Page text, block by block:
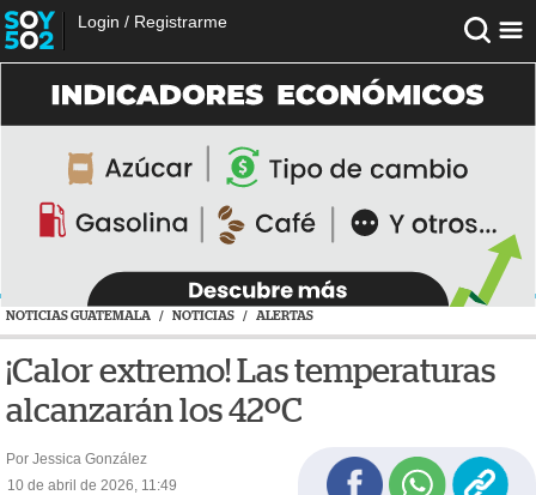
Login / Registrarme
NOTICIAS GUATEMALA / NOTICIAS / ALERTAS
¡Calor extremo! Las temperaturas
alcanzarán los 42ºC
Por Jessica González
10 de abril de 2026, 11:49